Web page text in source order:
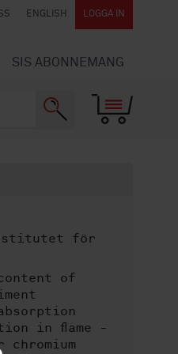
ENGLISH LOGGA IN
SIS ABONNEMANG
för
of
in flame -